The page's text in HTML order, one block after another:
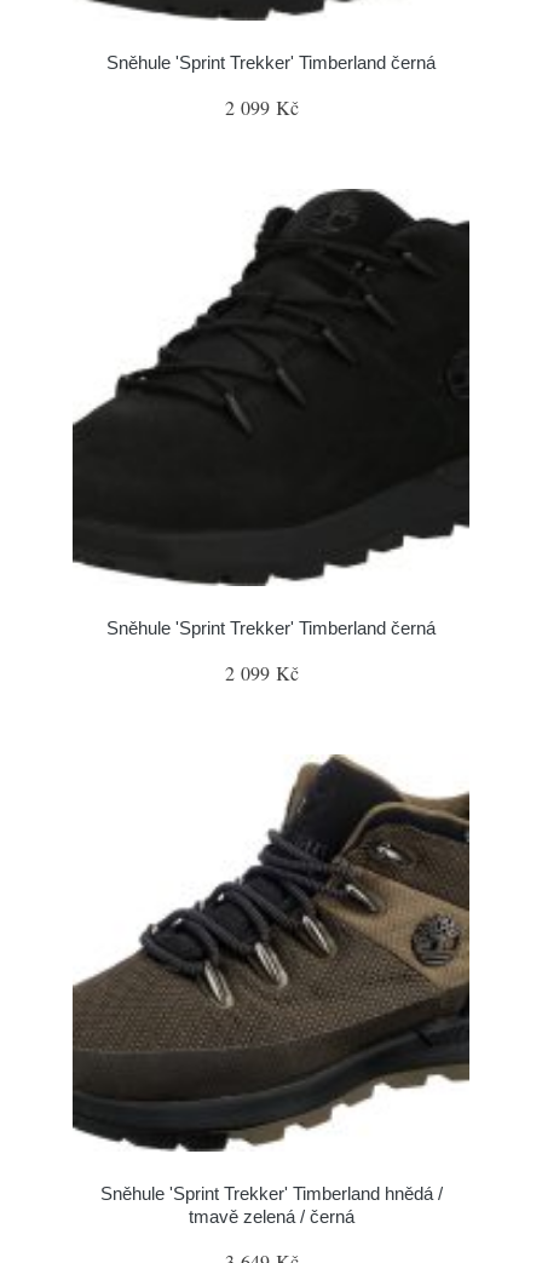
Sněhule 'Sprint Trekker' Timberland černá
2 099 Kč
Sněhule 'Sprint Trekker' Timberland černá
2 099 Kč
Sněhule 'Sprint Trekker' Timberland hnědá /
tmavě zelená / černá